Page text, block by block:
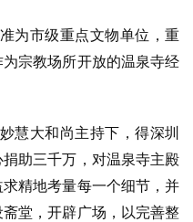
为市级重点文物单位，重
宗教场所开放的温泉寺经
慧大和尚主持下，得深圳
助三千万，对温泉寺主殿
精地考量每一个细节，并
堂，开辟广场，以完善整